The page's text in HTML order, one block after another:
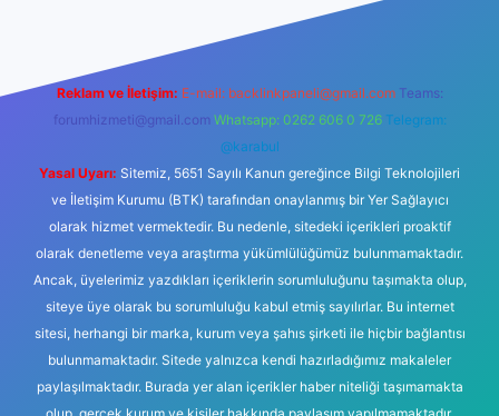
Reklam ve İletişim: E-mail: backlinkpaneli@gmail.com Teams:
forumhizmeti@gmail.com Whatsapp: 0262 606 0 726 Telegram:
@karabul
Yasal Uyarı: Sitemiz, 5651 Sayılı Kanun gereğince Bilgi Teknolojileri
ve İletişim Kurumu (BTK) tarafından onaylanmış bir Yer Sağlayıcı
olarak hizmet vermektedir. Bu nedenle, sitedeki içerikleri proaktif
olarak denetleme veya araştırma yükümlülüğümüz bulunmamaktadır.
Ancak, üyelerimiz yazdıkları içeriklerin sorumluluğunu taşımakta olup,
siteye üye olarak bu sorumluluğu kabul etmiş sayılırlar. Bu internet
sitesi, herhangi bir marka, kurum veya şahıs şirketi ile hiçbir bağlantısı
bulunmamaktadır. Sitede yalnızca kendi hazırladığımız makaleler
paylaşılmaktadır. Burada yer alan içerikler haber niteliği taşımamakta